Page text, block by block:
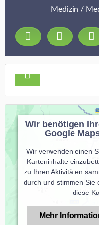
Medizin /
Wir benötigen
Google
Wir verwenden einen
Karteninhalte
zu Ihren Aktivitäten
durch und stimmen Sie
diese
Mehr